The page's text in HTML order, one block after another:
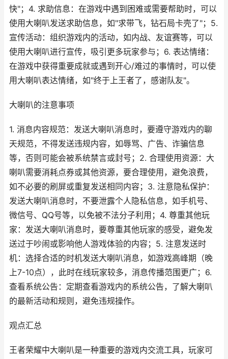
快"；4. 求助信息：在游戏中遇到困难或需要帮助时，可以
使用大喇叭发送求助信息，如"求带飞，钻石局卡壳了"；5.
宣传活动：组织游戏内的活动，如内战、友谊赛等，可以
使用大喇叭进行宣传，吸引更多玩家参与；6. 表达情绪：
在游戏中获得重要成就或遇到开心/难过的事情时，可以使
用大喇叭表达情绪，如"终于上王者了，感谢队友"。
大喇叭的注意事项
1. 消息内容规范：发送大喇叭消息时，要遵守游戏内的聊
天规范，不得发送违规内容，如辱骂、广告、诈骗信息
等，否则可能会被系统禁言或封号；2. 合理使用资源：大
喇叭需要消耗点券或其他资源，要合理使用，避免浪费，
如不必要的刷屏或重复发送相同内容；3. 注意隐私保护：
发送大喇叭消息时，不要泄露个人隐私信息，如手机号、
微信号、QQ号等，以免被不法分子利用；4. 尊重其他玩
家：发送大喇叭消息时，要尊重其他玩家的感受，避免发
送过于吵闹或影响他人游戏体验的内容；5. 注意发送时
机：选择合适的时机发送大喇叭消息，如游戏高峰期（晚
上7-10点），此时在线玩家较多，消息传播范围更广；6.
查看系统公告：定期查看游戏内的系统公告，了解大喇叭
的最新活动和规则，避免违规操作。
观点汇总
王者荣耀中大喇叭是一种重要的游戏内交流工具，玩家可